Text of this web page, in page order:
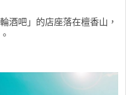
酒吧」的店座落在檀香山，